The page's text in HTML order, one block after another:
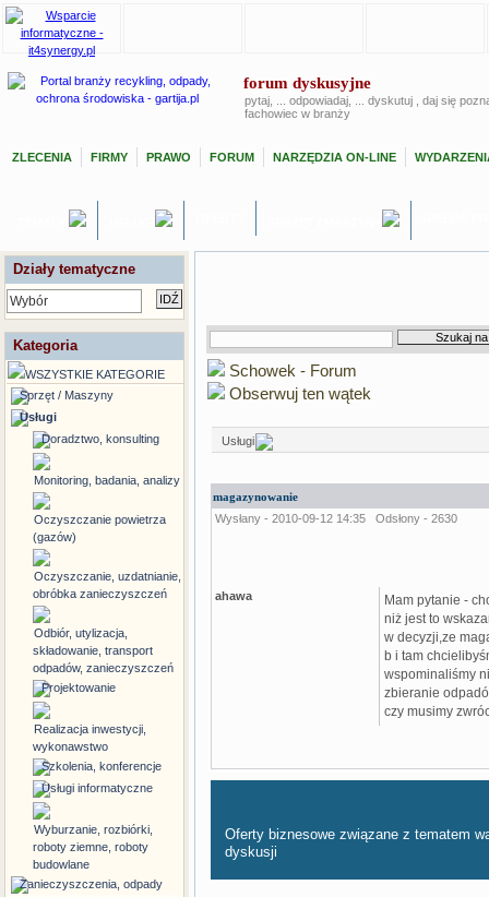
forum dyskusyjne
pytaj, ... odpowiadaj, ... dyskutuj , daj się
fachowiec w branży
ZLECENIA FIRMY PRAWO FORUM NARZĘDZIA ON-LINE
Działy tematyczne
Wybór
Kategoria
WSZYSTKIE KATEGORIE
Sprzęt / Maszyny
Usługi
Doradztwo, konsulting
Monitoring, badania, analizy
Oczyszczanie powietrza
(gazów)
Oczyszczanie, uzdatnianie,
obróbka zanieczyszczeń
Odbiór, utylizacja,
składowanie, transport
odpadów, zanieczyszczeń
Projektowanie
Realizacja inwestycji,
wykonawstwo
Szkolenia, konferencje
Usługi informatyczne
Wyburzanie, rozbiórki,
roboty ziemne, roboty
budowlane
Zanieczyszczenia, odpady
Schowek - Forum
Obserwuj ten wątek
Usługi
magazynowanie
Wysłany - 2010-09-12 14:35
Odsłony - 2630
ahawa
Mam pytanie -
niż jest to
w decyzji,ze
b i tam
wspominaliśmy
zbieranie
czy musimy
Oferty biznesowe związane z tematem
dyskusji